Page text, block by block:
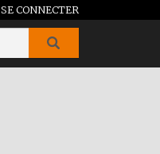
SE CONNECTER